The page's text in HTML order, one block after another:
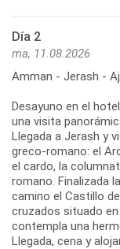
Día 2
ma, 11.08.2026
Amman - Jerash -
Desayuno en el
una visita
Llegada a Jerash y
greco-romano: el
el cardo, la
romano. Finalizada
camino el Castillo
cruzados situado
contempla una
Llegada, cena y